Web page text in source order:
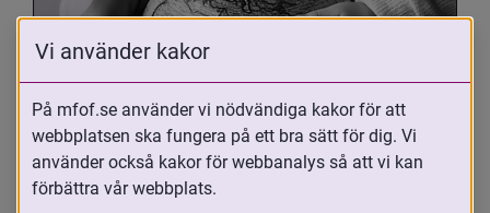
Oavsett om du är adopterad,
adoptivförälder eller arbetar med
Vi använder kakor
På mfof.se använder vi nödvändiga kakor för att
webbplatsen ska fungera på ett bra sätt för dig. Vi
använder också kakor för webbanalys så att vi kan
förbättra vår webbplats.